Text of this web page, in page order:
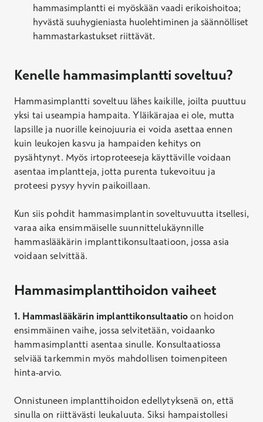
hammasimplantti ei myöskään vaadi erikoishoitoa;
hyvästä suuhygieniasta huolehtiminen ja säännölliset
hammastarkastukset riittävät.
Kenelle hammasimplantti soveltuu?
Hammasimplantti soveltuu lähes kaikille, joilta puuttuu
yksi tai useampia hampaita. Yläikärajaa ei ole, mutta
lapsille ja nuorille keinojuuria ei voida asettaa ennen
kuin leukojen kasvu ja hampaiden kehitys on
pysähtynyt. Myös irtoproteeseja käyttäville voidaan
asentaa implantteja, jotta purenta tukevoituu ja
proteesi pysyy hyvin paikoillaan.
Kun siis pohdit hammasimplantin soveltuvuutta itsellesi,
varaa aika ensimmäiselle suunnittelukäynnille
hammaslääkärin implanttikonsultaatioon, jossa asia
voidaan selvittää.
Hammasimplanttihoidon vaiheet
1. Hammaslääkärin implanttikonsultaatio on hoidon
ensimmäinen vaihe, jossa selvitetään, voidaanko
hammasimplantti asentaa sinulle. Konsultaatiossa
selviää tarkemmin myös mahdollisen toimenpiteen
hinta-arvio.
Onnistuneen implanttihoidon edellytyksenä on, että
sinulla on riittävästi leukaluuta. Siksi hampaistollesi